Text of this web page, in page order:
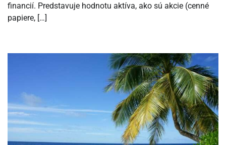
financií. Predstavuje hodnotu aktíva, ako sú akcie (cenné
papiere, […]